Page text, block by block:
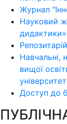
Журнал
Науковий
дидактики»
Навчальні,
вищої
Доступ до